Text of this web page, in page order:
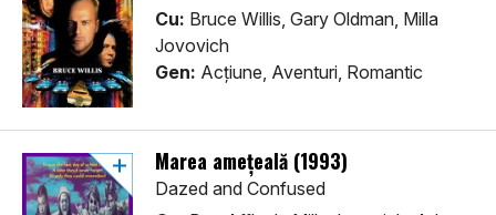
Cu: Bruce Willis, Gary Oldman, Milla
Jovovich
Gen: Acţiune, Aventuri, Romantic
Marea amețeală (1993)
Dazed and Confused